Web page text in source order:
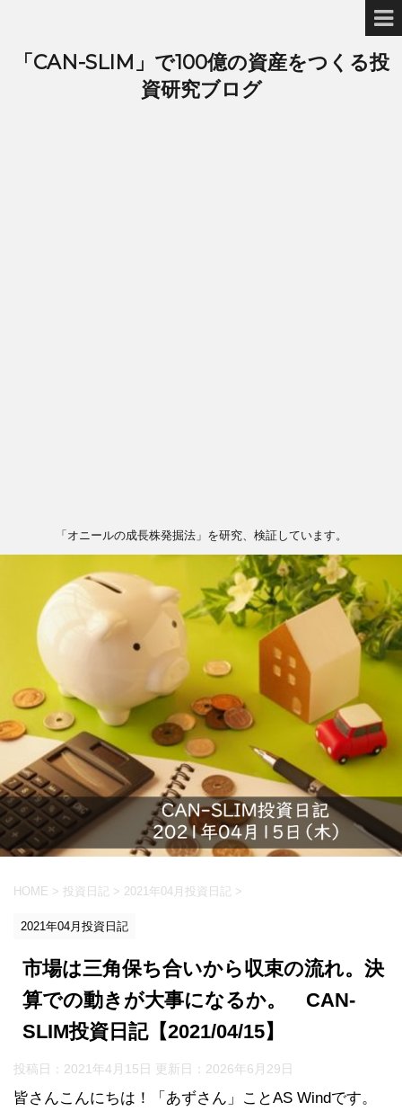
「CAN-SLIM」で100億の資産をつくる投
資研究ブログ
「オニールの成長株発掘法」を研究、検証しています。
HOME > 投資日記 > 2021年04月投資日記 >
2021年04月投資日記
市場は三角保ち合いから収束の流れ。決
算での動きが大事になるか。 CAN-
SLIM投資日記【2021/04/15】
投稿日：2021年4月15日 更新日： 2026年6月29日
皆さんこんにちは！「あずさん」ことAS Windです。